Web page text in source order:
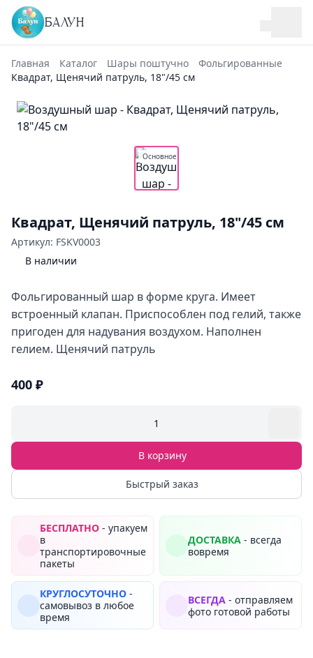
БАЛУН
Главная Каталог Шары поштучно
Фольгированные
Квадрат, Щенячий патруль, 18"/45 см
Основное
Квадрат, Щенячий патруль, 18"/45 см
Артикул: FSKV0003
В наличии
Фольгированный шар в форме круга. Имеет
встроенный клапан. Приспособлен под гелий, также
пригоден для надувания воздухом. Наполнен
гелием. Щенячий патруль
400 ₽
1
В корзину
Быстрый заказ
БЕСПЛАТНО - упакуем
в
транспортировочные
пакеты
ДОСТАВКА - всегда
вовремя
КРУГЛОСУТОЧНО -
самовывоз в любое
время
ВСЕГДА - отправляем
фото готовой работы